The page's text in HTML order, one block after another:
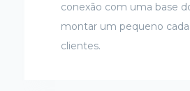
conexão com uma base
montar um pequeno
clientes.